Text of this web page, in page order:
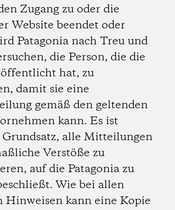
Zugang zu oder die
Website beendet oder
Patagonia nach Treu und
die Person, die die
hat, zu
damit sie eine
gemäß den geltenden
kann. Es ist
Grundsatz, alle Mitteilungen
Verstöße zu
auf die Patagonia zu
Wie bei allen
Hinweisen kann eine Kopie